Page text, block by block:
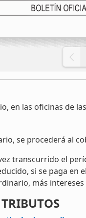
en las oficinas de
se procederá al
transcurrido el
si se paga en
más